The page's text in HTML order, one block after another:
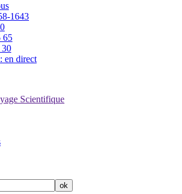
1643
65
30
en direct
Scientifique